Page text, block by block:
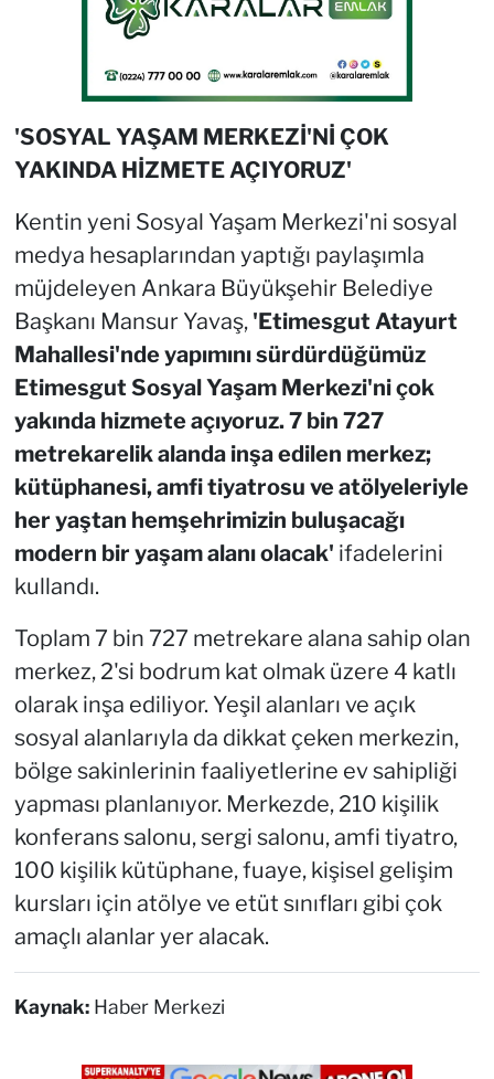
'SOSYAL YAŞAM MERKEZİ'Nİ ÇOK
YAKINDA HİZMETE AÇIYORUZ'
Kentin yeni Sosyal Yaşam Merkezi'ni sosyal
medya hesaplarından yaptığı paylaşımla
müjdeleyen Ankara Büyükşehir Belediye
Başkanı Mansur Yavaş, 'Etimesgut Atayurt
Mahallesi'nde yapımını sürdürdüğümüz
Etimesgut Sosyal Yaşam Merkezi'ni çok
yakında hizmete açıyoruz. 7 bin 727
metrekarelik alanda inşa edilen merkez;
kütüphanesi, amfi tiyatrosu ve atölyeleriyle
her yaştan hemşehrimizin buluşacağı
modern bir yaşam alanı olacak' ifadelerini
kullandı.
Toplam 7 bin 727 metrekare alana sahip olan
merkez, 2'si bodrum kat olmak üzere 4 katlı
olarak inşa ediliyor. Yeşil alanları ve açık
sosyal alanlarıyla da dikkat çeken merkezin,
bölge sakinlerinin faaliyetlerine ev sahipliği
yapması planlanıyor. Merkezde, 210 kişilik
konferans salonu, sergi salonu, amfi tiyatro,
100 kişilik kütüphane, fuaye, kişisel gelişim
kursları için atölye ve etüt sınıfları gibi çok
amaçlı alanlar yer alacak.
Kaynak: Haber Merkezi